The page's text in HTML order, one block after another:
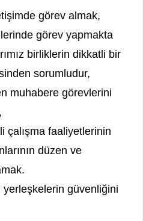
görev almak,
görev yapmakta
birliklerin dikkatli bir
sorumludur,
muhabere görevlerini
çalışma faaliyetlerinin
düzen ve
güvenliğini